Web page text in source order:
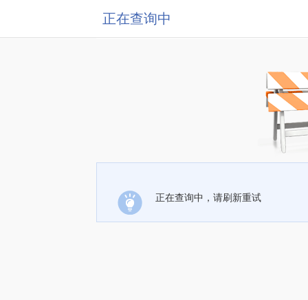
正在查询中
正在查询中，请刷新重试